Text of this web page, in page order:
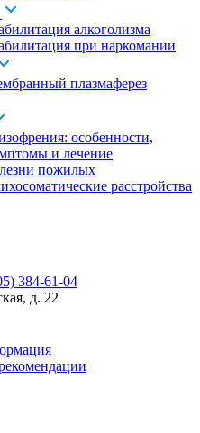
алкоголизма
при наркомании
плазмаферез
особенности,
и лечение
пожилых
расстройства
384-61-04
, д. 22